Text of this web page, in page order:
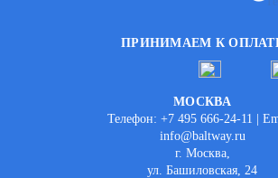
ПРИНИМАЕМ К
МОСКВА
Телефон: +7 495 666-24-11 |
info@baltway.ru
г. Москва,
ул. Башиловская, 24